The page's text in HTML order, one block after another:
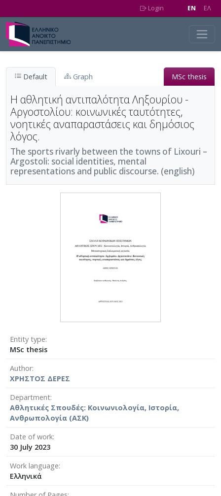
Login EN EΛ
Default Graph MSc thesis
Η αθλητική αντιπαλότητα Ληξουρίου -
Αργοστολίου: κοινωνικές ταυτότητες,
νοητικές αναπαραστάσεις και δημόσιος
λόγος.
The sports rivarly between the towns of Lixouri –
Argostoli: social identities, mental
representations and public discourse. (english)
Entity type
MSc thesis
Author
ΧΡΗΣΤΟΣ ΔΕΡΕΣ
Department
Αθλητικές Σπουδές: Κοινωνιολογία, Ιστορία,
Ανθρωπολογία (ΑΣΚ)
Date of work
30 July 2023
Work language
Ελληνικά